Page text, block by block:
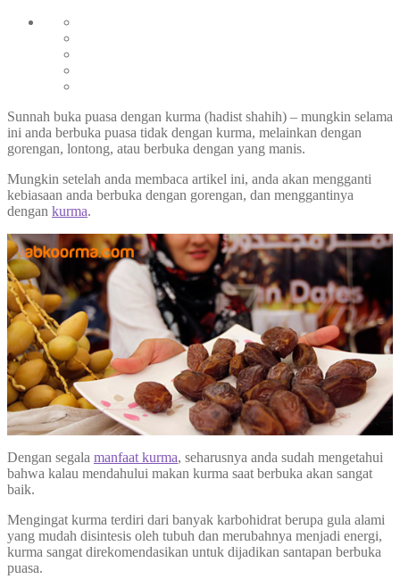
Sunnah buka puasa dengan kurma (hadist shahih) – mungkin selama
ini anda berbuka puasa tidak dengan kurma, melainkan dengan
gorengan, lontong, atau berbuka dengan yang manis.
Mungkin setelah anda membaca artikel ini, anda akan mengganti
kebiasaan anda berbuka dengan gorengan, dan menggantinya
dengan kurma.
Dengan segala manfaat kurma, seharusnya anda sudah mengetahui
bahwa kalau mendahului makan kurma saat berbuka akan sangat
baik.
Mengingat kurma terdiri dari banyak karbohidrat berupa gula alami
yang mudah disintesis oleh tubuh dan merubahnya menjadi energi,
kurma sangat direkomendasikan untuk dijadikan santapan berbuka
puasa.